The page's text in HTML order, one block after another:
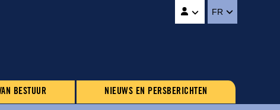
FR
BESTUUR NIEUWS EN PERSBERICHTEN